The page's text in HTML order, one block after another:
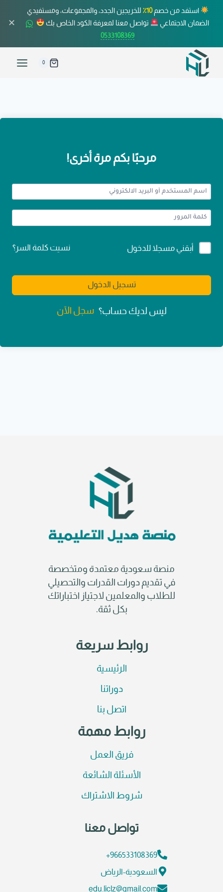
استفد من خصم10٪
للخريجين الجدد، والمجموعات، ومستفيدي
الضمان الاجتماعي
تواصل معنا لمعرفة الكود الخاص بك
0533108369
✕
0
مرحبًا بكم مرة أخرى!
Alternative:
أبقني مسجلا للدخول نسيت كلمة السر؟
تسجيل الدخول
ليس لديك حساب؟ سجل الآن
منصة سعودية معتمدة ومتخصصة
في تقديم دورات القدرات والتحصيلي
للطلاب والمعلمين لاجتياز اختباراتك
بكل ثقة.
روابط سريعة
الرئيسية
دوراتنا
اتصل بنا
روابط مهمة
فريق العمل
الأسئلة الشائعة
شروط الاشتراك
تواصل معنا
966533108369+
السعودية-الرياض
edu.liclz@gmail.com